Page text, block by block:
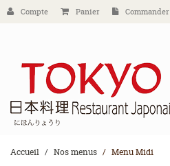
Compte Panier Commander
Accueil Nos menus Menu Midi